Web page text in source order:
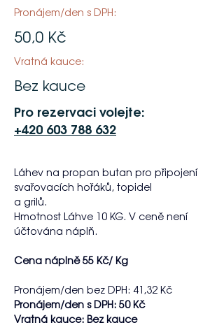
Pronájem/den s DPH:
50,0 Kč
Vratná kauce:
Bez kauce
Pro rezervaci volejte:
+420 603 788 632
Láhev na propan butan pro připojení
svařovacích hořáků, topidel
a grilů.
Hmotnost Láhve 10 KG. V ceně není
účtována náplň.
Cena náplně 55 Kč/ Kg
Pronájem/den bez DPH: 41,32 Kč
Pronájem/den s DPH: 50 Kč
Vratná kauce: Bez kauce